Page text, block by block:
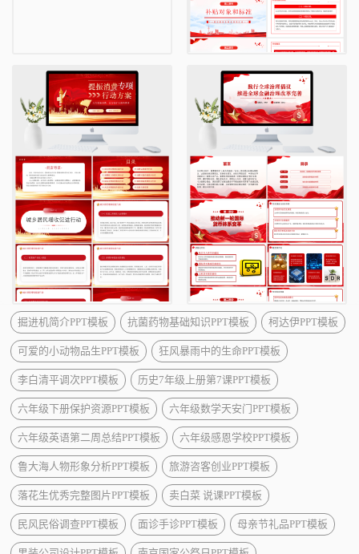
掘进机简介PPT模板 抗菌药物基础知识PPT模板 柯达伊PPT模板
可爱的小动物品生PPT模板 狂风暴雨中的生命PPT模板
李白清平调次PPT模板 历史7年级上册第7课PPT模板
六年级下册保护资源PPT模板 六年级数学天安门PPT模板
六年级英语第二周总结PPT模板 六年级感恩学校PPT模板
鲁大海人物形象分析PPT模板 旅游咨客创业PPT模板
落花生优秀完整图片PPT模板 卖白菜 说课PPT模板
民风民俗调查PPT模板 面诊手诊PPT模板 母亲节礼品PPT模板